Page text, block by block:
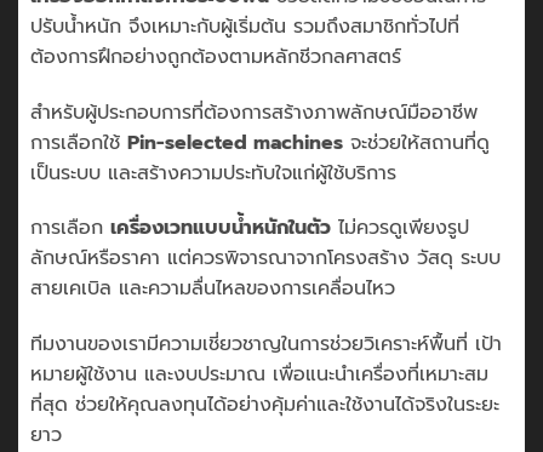
ปรับน้ำหนัก จึงเหมาะกับผู้เริ่มต้น รวมถึงสมาชิกทั่วไปที่
ต้องการฝึกอย่างถูกต้องตามหลักชีวกลศาสตร์
สำหรับผู้ประกอบการที่ต้องการสร้างภาพลักษณ์มืออาชีพ
การเลือกใช้ Pin-selected machines จะช่วยให้สถานที่ดู
เป็นระบบ และสร้างความประทับใจแก่ผู้ใช้บริการ
การเลือก เครื่องเวทแบบน้ำหนักในตัว ไม่ควรดูเพียงรูป
ลักษณ์หรือราคา แต่ควรพิจารณาจากโครงสร้าง วัสดุ ระบบ
สายเคเบิล และความลื่นไหลของการเคลื่อนไหว
ทีมงานของเรามีความเชี่ยวชาญในการช่วยวิเคราะห์พื้นที่ เป้า
หมายผู้ใช้งาน และงบประมาณ เพื่อแนะนำเครื่องที่เหมาะสม
ที่สุด ช่วยให้คุณลงทุนได้อย่างคุ้มค่าและใช้งานได้จริงในระยะ
ยาว